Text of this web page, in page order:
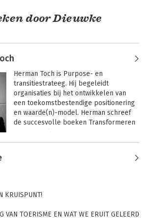
Toerisme is dood,
leve de reiziger
door Dieuwke
Herman Toch is Purpose- en
transitiestrateeg. Hij begeleidt
organisaties bij het ontwikkelen van
een toekomstbestendige positionering
en waarde(n)-model. Herman schreef
de succesvolle boeken Transformeren
Positive Sum Game.
door Herman Toch
KRUISPUNT!
VAN TOERISME EN WAT WE ERUIT GELEERD